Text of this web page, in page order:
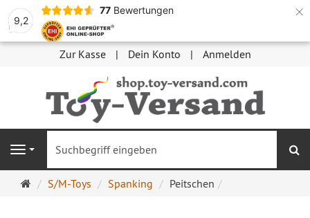
9,2
77 Bewertungen ×
Zur Kasse Dein Konto Anmelden
Navigation
Startseite
S/M-Toys Spanking Peitschen